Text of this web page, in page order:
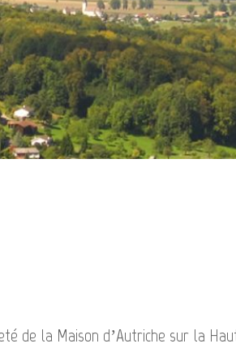
de la Maison d’Autriche sur la